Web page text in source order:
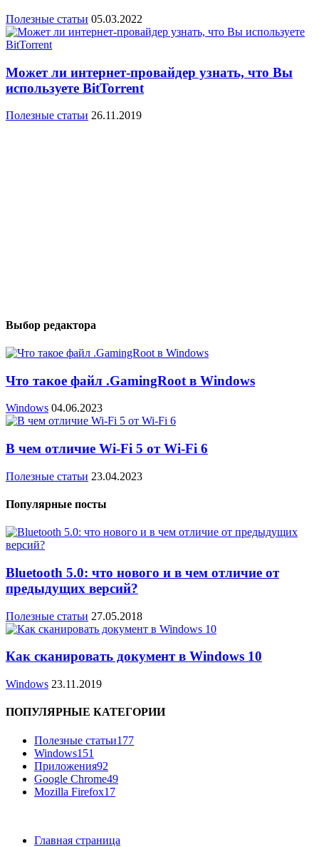
Полезные статьи 05.03.2022
Может ли интернет-провайдер узнать, что Вы
используете BitTorrent
Полезные статьи 26.11.2019
Выбор редактора
Что такое файл .GamingRoot в Windows
Windows 04.06.2023
В чем отличие Wi-Fi 5 от Wi-Fi 6
Полезные статьи 23.04.2023
Популярные посты
Bluetooth 5.0: что нового и в чем отличие от
предыдущих версий?
Полезные статьи 27.05.2018
Как сканировать документ в Windows 10
Windows 23.11.2019
ПОПУЛЯРНЫЕ КАТЕГОРИИ
Полезные статьи177
Windows151
Приложения92
Google Chrome49
Mozilla Firefox17
Главная страница